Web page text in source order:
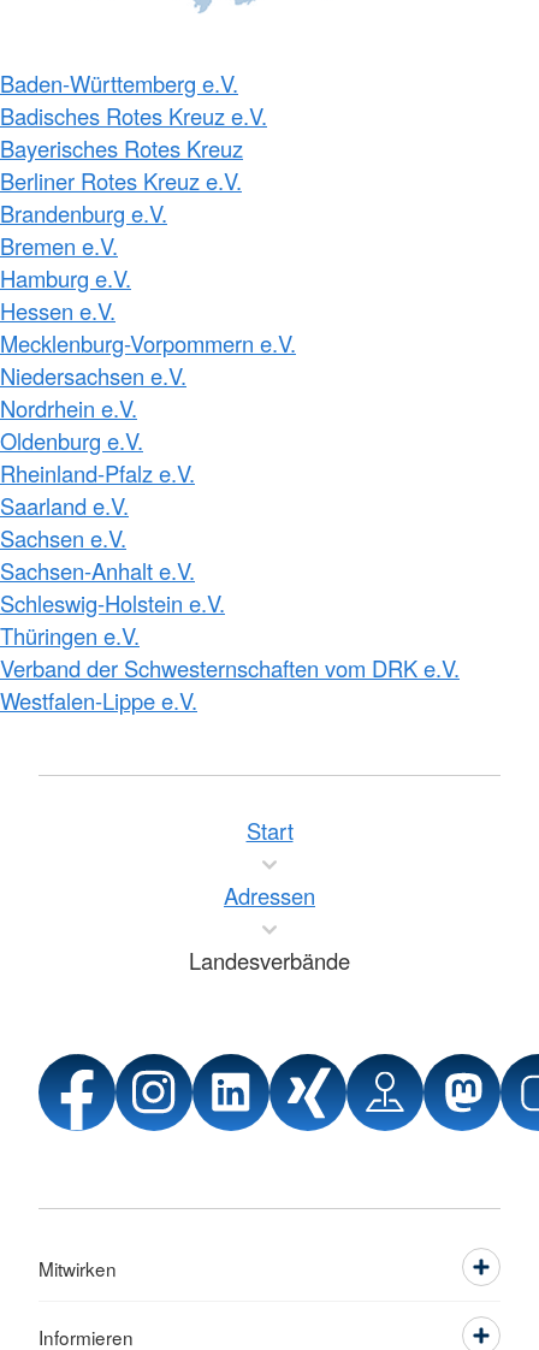
Baden-Württemberg e.V.
Badisches Rotes Kreuz e.V.
Bayerisches Rotes Kreuz
Berliner Rotes Kreuz e.V.
Brandenburg e.V.
Bremen e.V.
Hamburg e.V.
Hessen e.V.
Mecklenburg-Vorpommern e.V.
Niedersachsen e.V.
Nordrhein e.V.
Oldenburg e.V.
Rheinland-Pfalz e.V.
Saarland e.V.
Sachsen e.V.
Sachsen-Anhalt e.V.
Schleswig-Holstein e.V.
Thüringen e.V.
Verband der Schwesternschaften vom DRK e.V.
Westfalen-Lippe e.V.
Start
Adressen
Landesverbände
Mitwirken
Informieren